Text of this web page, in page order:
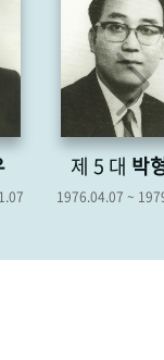
영상 기록물
제 5 대 박
1976.04.07 ~